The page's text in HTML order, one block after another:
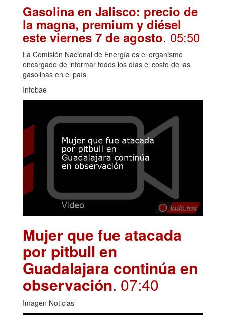
Gasolina en Jalisco: precio de
la magna, premium y diésel
este viernes 7 de agosto. 05:50
La Comisión Nacional de Energía es el organismo
encargado de informar todos los días el costo de las
gasolinas en el país
Infobae
Mujer que fue atacada
por pitbull en
Guadalajara continúa en
observación. 07:40
Imagen Noticias